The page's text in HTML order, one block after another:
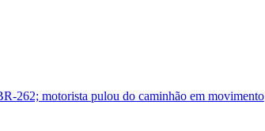
262; motorista pulou do caminhão em movimento